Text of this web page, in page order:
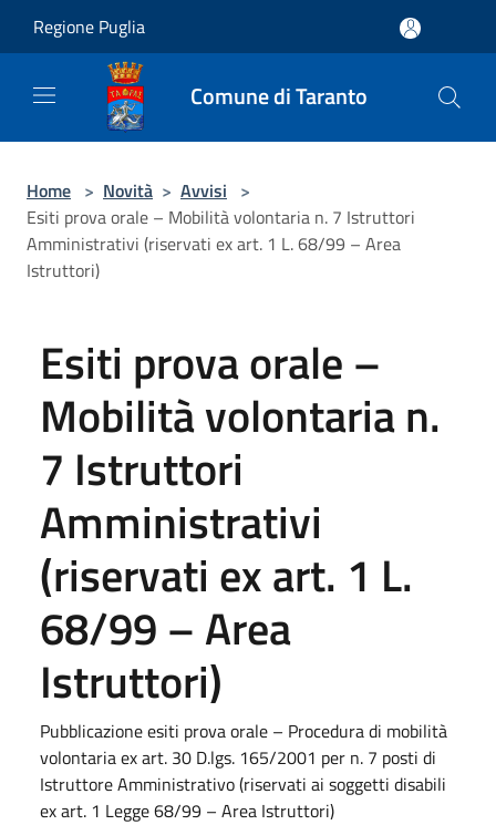
Regione Puglia
Comune di Taranto
Home > Novità > Avvisi >
Esiti prova orale – Mobilità volontaria n. 7 Istruttori
Amministrativi (riservati ex art. 1 L. 68/99 – Area
Istruttori)
Esiti prova orale –
Mobilità volontaria n.
7 Istruttori
Amministrativi
(riservati ex art. 1 L.
68/99 – Area
Istruttori)
Pubblicazione esiti prova orale – Procedura di mobilità
volontaria ex art. 30 D.lgs. 165/2001 per n. 7 posti di
Istruttore Amministrativo (riservati ai soggetti disabili
ex art. 1 Legge 68/99 – Area Istruttori)